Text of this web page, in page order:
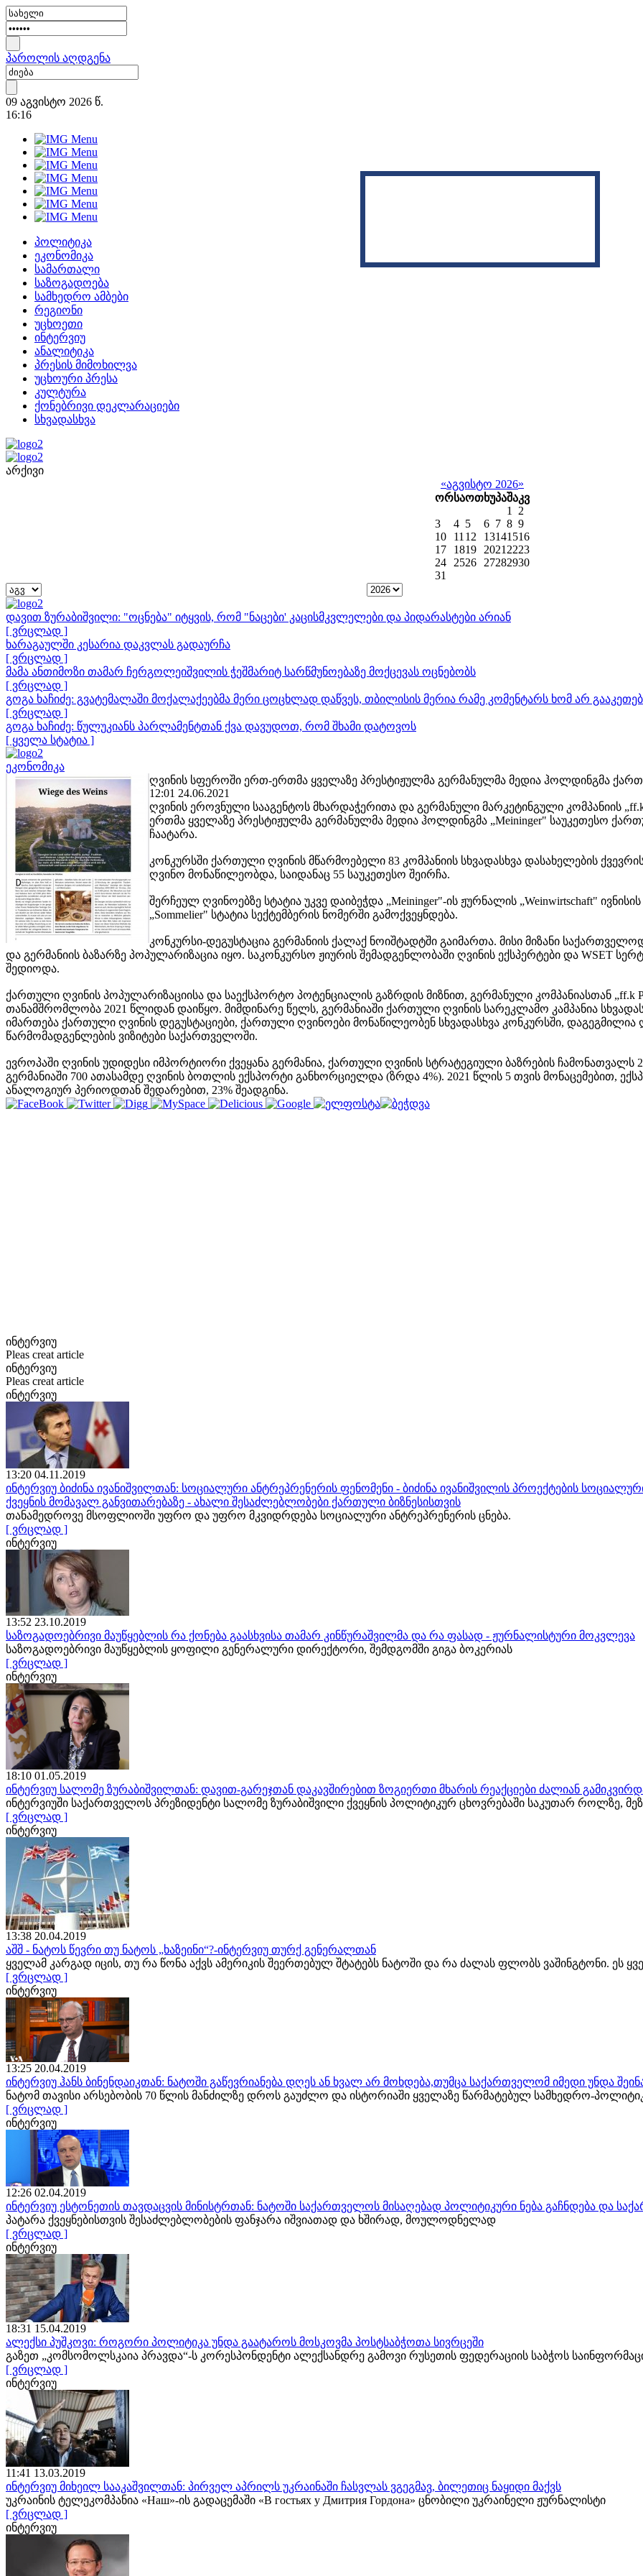
პაროლის აღდგენა
09 აგვისტო 2026 წ.
16:16
პოლიტიკა
ეკონომიკა
სამართალი
საზოგადოება
სამხედრო ამბები
რეგიონი
უცხოეთი
ინტერვიუ
ანალიტიკა
პრესის მიმოხილვა
უცხოური პრესა
კულტურა
ქონებრივი დეკლარაციები
სხვადასხვა
არქივი
«აგვისტო 2026»
ორსაოთხუპაშაკვ
1
2
3
4 5 6 7 8 9
10
11 12 13141516
17
1819 2021 2223
24
2526 27282930
31
დავით ზურაბიშვილი: "ოცნება" იტყვის, რომ "ნაცები' კაცისმკვლელები და პიდარასტები არიან
[ ვრცლად ]
ხარაგაულში კესარია დაკვლას გადაურჩა
[ ვრცლად ]
მამა ანთიმოზი თამარ ჩერგოლეიშვილის ჭეშმარიტ სარწმუნოებაზე მოქცევას ოცნებობს
[ ვრცლად ]
გოგა ხაჩიძე: გვატემალაში მოქალაქეებმა მერი ცოცხლად დაწვეს, თბილისის მერია რამე კომენტარს ხომ არ
[ ვრცლად ]
გოგა ხაჩიძე: წულუკიანს პარლამენტთან ქვა დავუდოთ, რომ შხამი დატოვოს
[ ყველა სტატია ]
ეკონომიკა
ღვინის სფეროში ერთ-ერთმა ყველაზე პრესტიჟულმა გერმანულმა მედია ჰოლდინგმა
12:01 24.06.2021
ღვინის ეროვნული სააგენტოს მხარდაჭერითა და გერმანული მარკეტინგული კომპანიის
ერთმა ყველაზე პრესტიჟულმა გერმანულმა მედია ჰოლდინგმა „Meininger" საუკეთესო
ჩაატარა.
კონკურსში ქართული ღვინის მწარმოებელი 83 კომპანიის სხვადასხვა დასახელების
ღვინო მონაწილეობდა, საიდანაც 55 საუკეთესო შეირჩა.
შერჩეულ ღვინოებზე სტატია უკვე დაიბეჭდა „Meininger"-ის ჟურნალის „Weinwirtschaft"
„Sommelier" სტატია სექტემბერის ნომერში გამოქვეყნდება.
კონკურსი-დეგუსტაცია გერმანიის ქალაქ ნოიშტადტში გაიმართა. მისი მიზანი
და გერმანიის ბაზარზე პოპულარიზაცია იყო. საკონკურსო ჟიურის შემადგენლობაში ღვინის ექსპერტები და WSET
შედიოდა.
ქართული ღვინის პოპულარიზაციისა და საექსპორტო პოტენციალის გაზრდის მიზნით, გერმანული კომპანიასთან „ff.k
თანამშრომლობა 2021 წლიდან დაიწყო. მიმდინარე წელს, გერმანიაში ქართული ღვინის სარეკლამო კამპანია
იმართება ქართული ღვინის დეგუსტაციები, ქართული ღვინოები მონაწილეობენ სხვადასხვა კონკურსში,
წარმომადგენლების ვიზიტები საქართველოში.
ევროპაში ღვინის უდიდესი იმპორტიორი ქვეყანა გერმანია, ქართული ღვინის სტრატეგიული ბაზრების
გერმანიაში 700 ათასამდე ღვინის ბოთლის ექსპორტი განხორციელდა (ზრდა 4%). 2021 წლის 5 თვის მონაცემებით,
ანალოგიურ პერიოდთან შედარებით, 23% შეადგინა.
ინტერვიუ
Pleas creat article
ინტერვიუ
Pleas creat article
ინტერვიუ
13:20 04.11.2019
ინტერვიუ ბიძინა ივანიშვილთან: სოციალური ანტრეპრენერის ფენომენი - ბიძინა ივანიშვილის პროექტების
ქვეყნის მომავალ განვითარებაზე - ახალი შესაძლებლობები ქართული ბიზნესისთვის
თანამედროვე მსოფლიოში უფრო და უფრო მკვიდრდება სოციალური ანტრეპრენერის ცნება.
[ ვრცლად ]
ინტერვიუ
13:52 23.10.2019
საზოგადოებრივი მაუწყებლის რა ქონება გაასხვისა თამარ კინწურაშვილმა და რა ფასად - ჟურნალისტური მოკვლევა
საზოგადოებრივი მაუწყებლის ყოფილი გენერალური დირექტორი, შემდგომში გიგა ბოკერიას
[ ვრცლად ]
ინტერვიუ
18:10 01.05.2019
ინტერვიუ სალომე ზურაბიშვილთან: დავით-გარეჯთან დაკავშირებით ზოგიერთი მხარის რეაქციები ძალიან
ინტერვიუში საქართველოს პრეზიდენტი სალომე ზურაბიშვილი ქვეყნის პოლიტიკურ ცხოვრებაში საკუთარ როლზე,
[ ვრცლად ]
ინტერვიუ
13:38 20.04.2019
აშშ - ნატოს წევრი თუ ნატოს „ხაზეინი“?-ინტერვიუ თურქ გენერალთან
ყველამ კარგად იცის, თუ რა წონა აქვს ამერიკის შეერთებულ შტატებს ნატოში და რა ძალას ფლობს ვაშინგტონი. ეს
[ ვრცლად ]
ინტერვიუ
13:25 20.04.2019
ინტერვიუ ჰანს ბინენდაიკთან: ნატოში გაწევრიანება დღეს ან ხვალ არ მოხდება,თუმცა საქართველომ იმედი უნდა
ნატომ თავისი არსებობის 70 წლის მანძილზე დროს გაუძლო და ისტორიაში ყველაზე წარმატებულ სამხედრო-
[ ვრცლად ]
ინტერვიუ
12:26 02.04.2019
ინტერვიუ ესტონეთის თავდაცვის მინისტრთან: ნატოში საქართველოს მისაღებად პოლიტიკური ნება გაჩნდება და
პატარა ქვეყნებისთვის შესაძლებლობების ფანჯარა იშვიათად და ხშირად, მოულოდნელად
[ ვრცლად ]
ინტერვიუ
18:31 15.04.2019
ალექსი პუშკოვი: როგორი პოლიტიკა უნდა გაატაროს მოსკოვმა პოსტსაბჭოთა სივრცეში
გაზეთ „კომსომოლსკაია პრავდა“-ს კორესპონდენტი ალექსანდრე გამოვი რუსეთის ფედერაციის საბჭოს
[ ვრცლად ]
ინტერვიუ
11:41 13.03.2019
ინტერვიუ მიხეილ სააკაშვილთან: პირველ აპრილს უკრაინაში ჩასვლას ვგეგმავ, ბილეთიც ნაყიდი მაქვს
უკრაინის ტელეკომპანია «Наш»-ის გადაცემაში «В гостьях у Дмитрия Гордона» ცნობილი უკრაინელი ჟურნალისტი
[ ვრცლად ]
ინტერვიუ